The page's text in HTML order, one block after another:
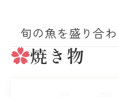
旬の魚を盛り合わ
焼き物